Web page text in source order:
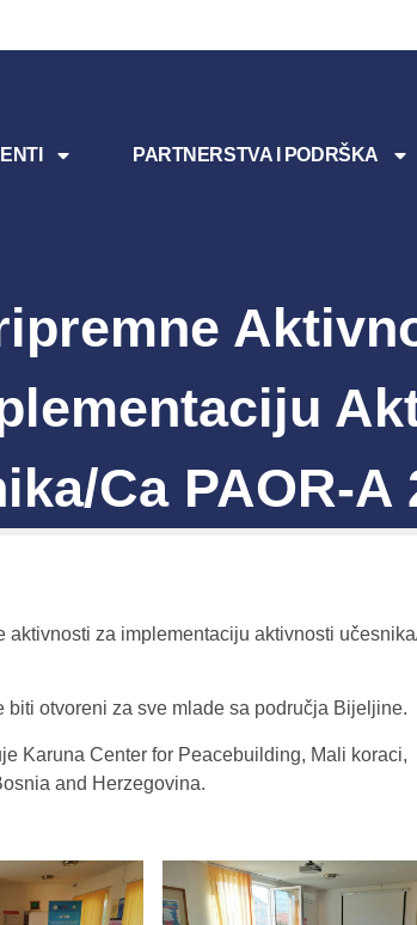
PARTNERSTVA I PODRŠKA
ca PAOR-A
za implementaciju aktivnosti
otvoreni za sve mlade sa područja Bijeljine.
Karuna Center for Peacebuilding, Mali koraci,
and Herzegovina.